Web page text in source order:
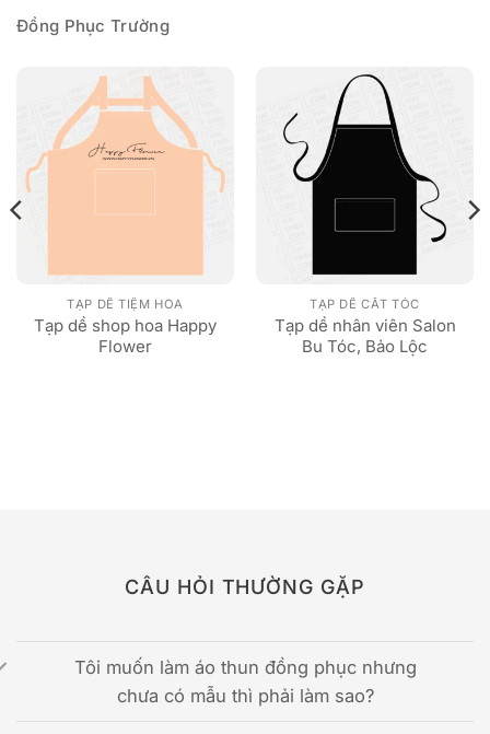
Đồng Phục Trường
TẠP DỀ TIỆM HOA
Tạp dề shop hoa Happy
Flower
TẠP DỀ CẮT TÓC
Tạp dề nhân viên Salon
Bu Tóc, Bảo Lộc
CÂU HỎI THƯỜNG GẶP
Tôi muốn làm áo thun đồng phục nhưng
chưa có mẫu thì phải làm sao?